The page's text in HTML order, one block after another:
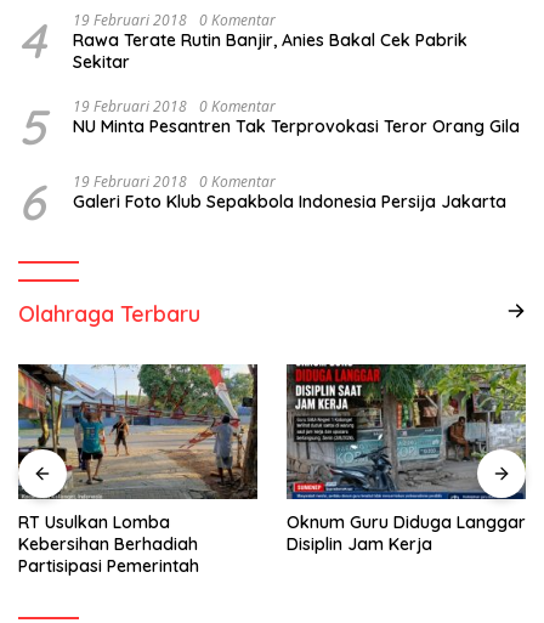
4 19 Februari 2018 0 Komentar
Rawa Terate Rutin Banjir, Anies Bakal Cek Pabrik
Sekitar
5 19 Februari 2018 0 Komentar
NU Minta Pesantren Tak Terprovokasi Teror Orang Gila
6 19 Februari 2018 0 Komentar
Galeri Foto Klub Sepakbola Indonesia Persija Jakarta
Olahraga Terbaru
RT Usulkan Lomba
Kebersihan Berhadiah
Partisipasi Pemerintah
Oknum Guru Diduga Langgar
Disiplin Jam Kerja